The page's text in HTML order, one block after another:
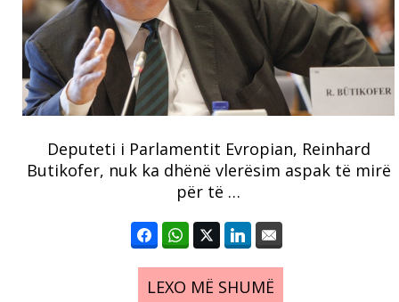
Deputeti i Parlamentit Evropian, Reinhard
Butikofer, nuk ka dhënë vlerësim aspak të mirë
për të …
LEXO MË SHUMË